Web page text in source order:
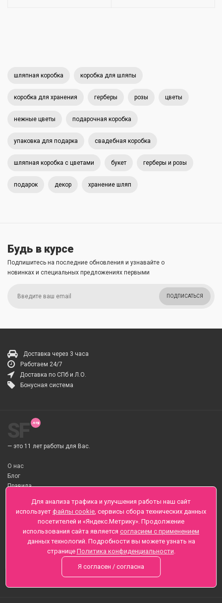
шляпная коробка коробка для шляпы
коробка для хранения герберы розы цветы
нежные цветы подарочная коробка
упаковка для подарка свадебная коробка
шляпная коробка с цветами букет герберы и розы
подарок декор хранение шляп
Будь в курсе
Подпишитесь на последние обновления и узнавайте о
новинках и специальных предложениях первыми
ПОДПИСАТЬСЯ
Доставка через 3 часа
Работаем 24/7
Доставка по СПб и Л.О.
Бонусная система
— это 11 лет работы для Вас.
О нас
Блог
Правила
О Доставке цветов
Оплата
Телеграмм
Санкт-Петербург ул. Заозерная д.6 , Лиговский пр., 65
+7 (812) 425-01-16
Вопросы? Звоните круглосуточно, без выходных
Для анализа трафика и улучшения работы наш сайт
использует файлы cookie, сервисы сбора технических данных
посетителей и «Яндекс.Метрику». Продолжение
использования сайта является согласием с применением
данных технологий. Подробности вы можете узнать на
странице Политика конфиденциальности.
Я согласен / согласна